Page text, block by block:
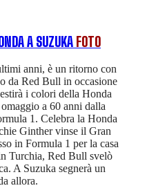
A SUZUKA FOTO
anni, è un ritorno con
da Red Bull in occasione
i colori della Honda
a 60 anni dalla
1. Celebra la Honda
Ginther vinse il Gran
in Formula 1 per la casa
Turchia, Red Bull svelò
A Suzuka segnerà un
allora.